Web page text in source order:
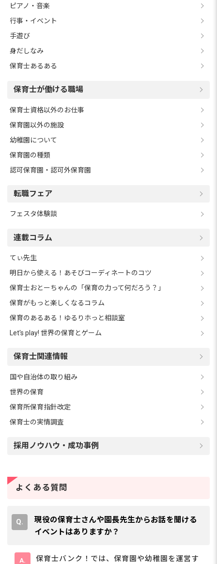
ピアノ・音楽
行事・イベント
手遊び
身だしなみ
保育士あるある
保育士が働ける職場
保育士資格以外のお仕事
保育園以外の施設
幼稚園について
保育園の種類
認可保育園・認可外保育園
転職フェア
フェスタ体験談
連載コラム
てぃ先生
明日から使える！あそびコーディネートのコツ
保育士おとーちゃんの「保育の力って何だろう？」
保育がもっと楽しくなるコラム
保育のあるある！ゆるりホっと相談室
Let's play! 世界の保育とゲーム
保育士関連情報
国や自治体の取り組み
世界の保育
保育所保育指針改定
保育士の実情調査
採用ノウハウ・成功事例
よくある質問
現役の保育士さんや園長先生からお話を聞ける
イベントはありますか？
保育士バンク！では、保育園や幼稚園を運営す